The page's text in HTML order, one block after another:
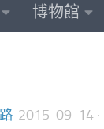
博物館
2015-09-14